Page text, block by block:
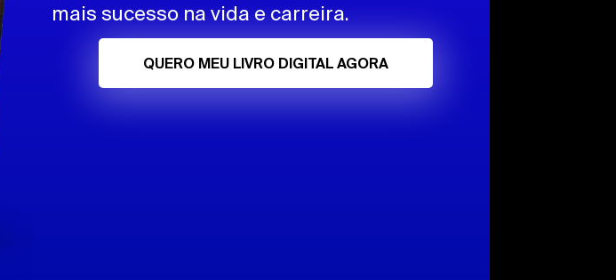
mais sucesso na vida e carreira.
QUERO MEU LIVRO DIGITAL AGORA